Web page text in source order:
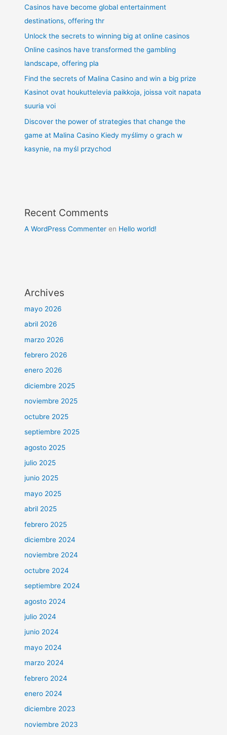
Casinos have become global entertainment
destinations, offering thr
Unlock the secrets to winning big at online casinos
Online casinos have transformed the gambling
landscape, offering pla
Find the secrets of Malina Casino and win a big prize
Kasinot ovat houkuttelevia paikkoja, joissa voit napata
suuria voi
Discover the power of strategies that change the
game at Malina Casino Kiedy myślimy o grach w
kasynie, na myśl przychod
Recent Comments
A WordPress Commenter en Hello world!
Archives
mayo 2026
abril 2026
marzo 2026
febrero 2026
enero 2026
diciembre 2025
noviembre 2025
octubre 2025
septiembre 2025
agosto 2025
julio 2025
junio 2025
mayo 2025
abril 2025
febrero 2025
diciembre 2024
noviembre 2024
octubre 2024
septiembre 2024
agosto 2024
julio 2024
junio 2024
mayo 2024
marzo 2024
febrero 2024
enero 2024
diciembre 2023
noviembre 2023